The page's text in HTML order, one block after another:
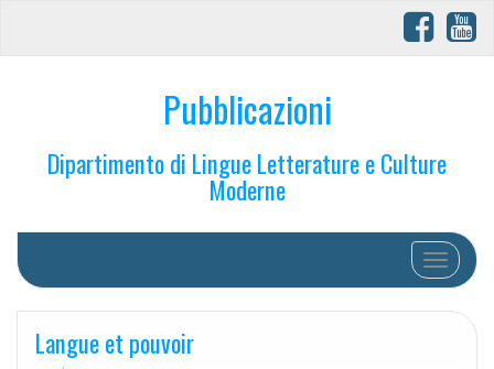
Pubblicazioni
Dipartimento di Lingue Letterature e Culture
Moderne
Toggle
Langue et pouvoir